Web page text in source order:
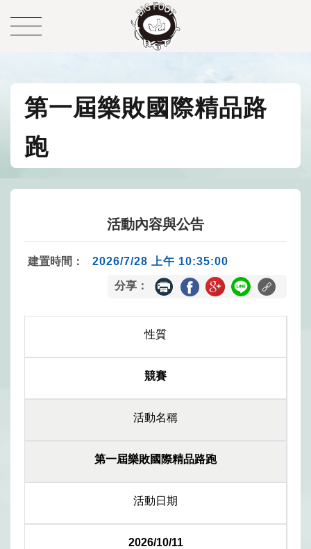
第一屆樂敗國際精品路
跑
活動內容與公告
建置時間： 2026/7/28 上午 10:35:00
分享：
性質
競賽
活動名稱
第一屆樂敗國際精品路跑
活動日期
2026/10/11